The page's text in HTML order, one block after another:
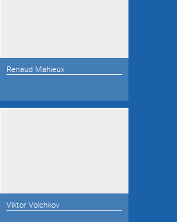
Renaud Mahieux
Viktor Volchkov